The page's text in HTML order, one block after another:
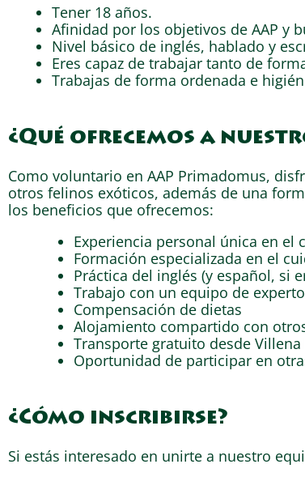
Tener 18 años.
Afinidad por los objetivos de AAP y
Nivel básico de inglés, hablado y
Eres capaz de trabajar tanto de
Trabajas de forma ordenada e
¿Qué ofrecemos a
Como voluntario en AAP Primadomus,
otros felinos exóticos, además de una
los beneficios que ofrecemos:
Experiencia personal única en
Formación especializada en el
Práctica del inglés (y español, si
Trabajo con un equipo de
Compensación de dietas
Alojamiento compartido con
Transporte gratuito desde
Oportunidad de participar en
¿Cómo inscribirse?
Si estás interesado en unirte a nuestro